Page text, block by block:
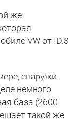
же
VW от ID.3
снаружи.
немного
база (2600
такой же